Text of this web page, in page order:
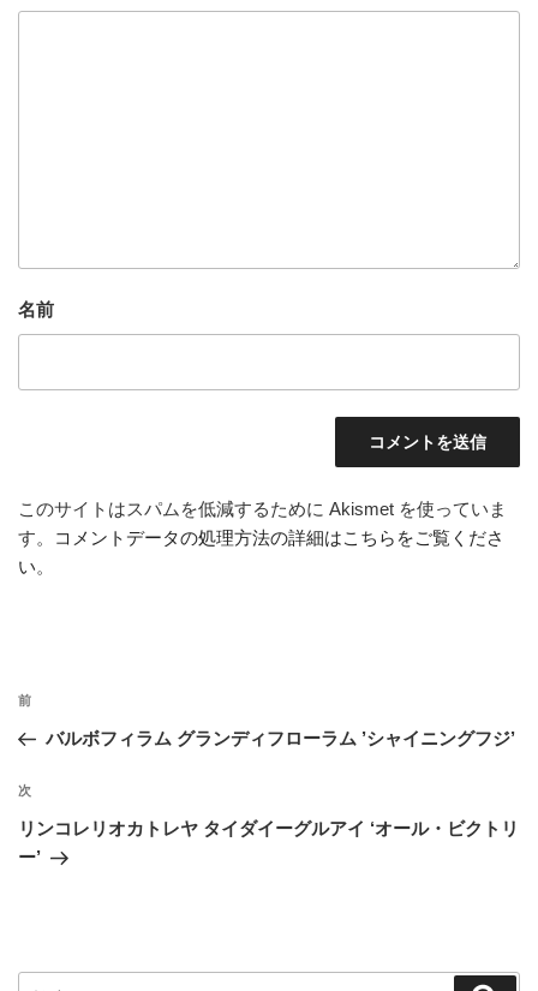
名前
このサイトはスパムを低減するために Akismet を使っていま
す。
コメントデータの処理方法の詳細はこちらをご覧くださ
い。
投
ナ
ビ
ゲ
ー
前
の
稿
前
バルボフィラム グランディフローラム ’シャイニングフジ’
次
の
投
次
リンコレリオカトレヤ タイダイーグルアイ ‘オール・ビクトリ
ー’